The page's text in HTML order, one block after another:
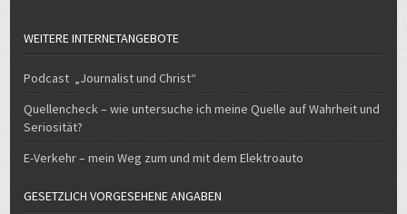
WEITERE INTERNETANGEBOTE
Podcast „Journalist und Christ“
Quellencheck – wie untersuche ich meine Quelle auf Wahrheit und
Seriosität?
E-Verkehr – mein Weg zum und mit dem Elektroauto
GESETZLICH VORGESEHENE ANGABEN